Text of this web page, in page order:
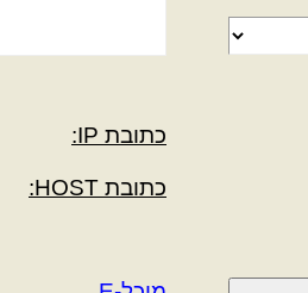
כתובת IP:
כתובת HOST: